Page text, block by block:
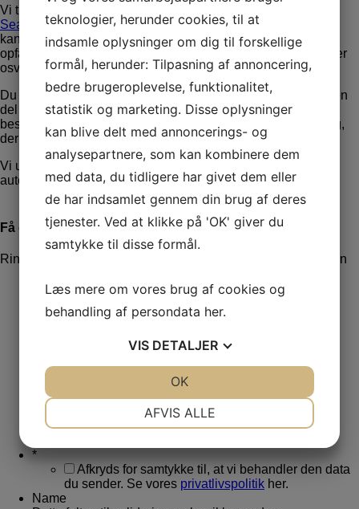
Vi tilmelder alle Waimea Business hjemmesider til
Search Console(tidligere Google Webmaster Tools). Herfra
kan vi få vigtige informationer fra Google om, hvordan de
opfatter din hjemmeside, om der skulle være nogle problemer
osv.
Du behøver ikke foretage dig noget i den forbindelse. Som en
del af din Waimea Business aftale overvåger vi løbende
beskeder via Google Search Console og reagerer på de ting,
der evt. bør reageres på.
Vi udtrækker også data fra Google Search Console, der
automatisk vises i ditWaimea Business Client Center
Få et godt tilbud
Ring og få en snak på
eller brug kontaktformularen
*
Afkryds for samtykke til, at vi behandler den data
du sender. Se vores privatlivspolitik her.
Name
teknologier, herunder cookies, til at
indsamle oplysninger om dig til forskellige
formål, herunder: Tilpasning af annoncering,
bedre brugeroplevelse, funktionalitet,
statistik og marketing. Disse oplysninger
kan blive delt med annoncerings- og
analysepartnere, som kan kombinere dem
med data, du tidligere har givet dem eller
de har indsamlet gennem din brug af deres
tjenester. Ved at klikke på 'OK' giver du
samtykke til disse formål.
Læs mere om vores brug af cookies og
behandling af persondata her.
VIS DETALJER
MARKETING STATISTIK
AFVIS ALLE
OK